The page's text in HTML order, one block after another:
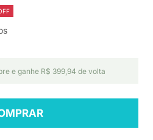
e ganhe R$ 399,94 de volta